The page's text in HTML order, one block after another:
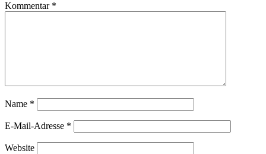
Kommentar *
Name *
E-Mail-Adresse *
Website